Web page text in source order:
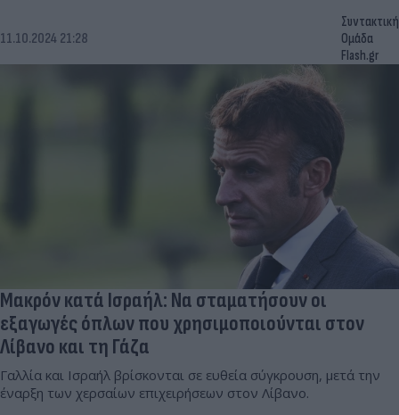
11.10.2024 21:28
Συντακτική
Ομάδα
Flash.gr
Μακρόν κατά Ισραήλ: Να σταματήσουν οι
εξαγωγές όπλων που χρησιμοποιούνται στον
Λίβανο και τη Γάζα
Γαλλία και Ισραήλ βρίσκονται σε ευθεία σύγκρουση, μετά την
έναρξη των χερσαίων επιχειρήσεων στον Λίβανο.